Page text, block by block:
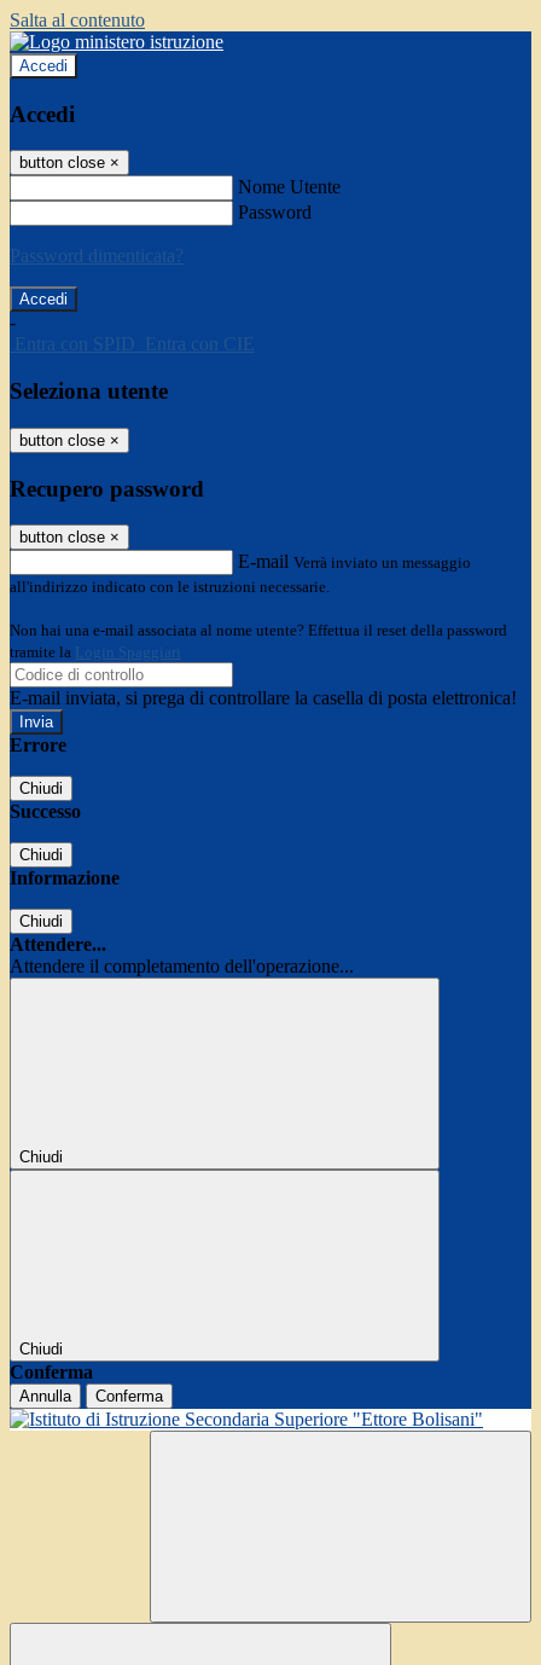
Salta al contenuto
Accedi
Accedi
button close ×
Nome Utente
Password
Password dimenticata?
-
Entra con SPID
Entra con CIE
Seleziona utente
button close ×
Recupero password
button close ×
E-mail Verrà inviato un messaggio
all'indirizzo indicato con le istruzioni necessarie.
Non hai una e-mail associata al nome utente? Effettua il reset della password
tramite la Login Spaggiari
E-mail inviata, si prega di controllare la casella di posta elettronica!
Errore
Chiudi
Successo
Chiudi
Informazione
Chiudi
Attendere...
Attendere il completamento dell'operazione...
Chiudi
Chiudi
Conferma
Annulla Conferma